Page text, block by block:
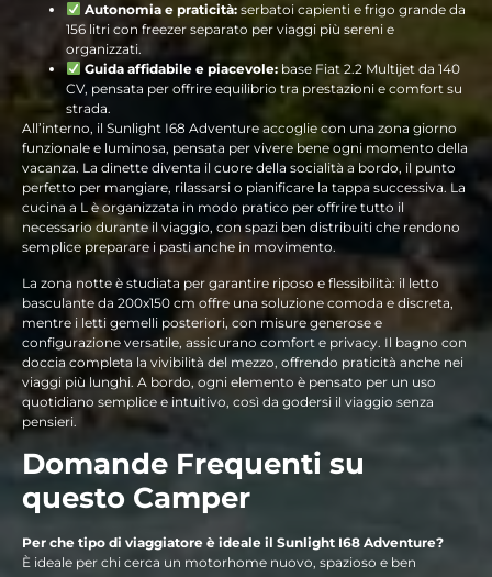
Autonomia e praticità:serbatoi capienti e frigo grande da
156 litri con freezer separato per viaggi più sereni e
organizzati.
Guida affidabile e piacevole:base Fiat 2.2 Multijet da 140
CV, pensata per offrire equilibrio tra prestazioni e comfort su
strada.
All’interno, il Sunlight I68 Adventure accoglie con una zona giorno
funzionale e luminosa, pensata per vivere bene ogni momento della
vacanza. La dinette diventa il cuore della socialità a bordo, il punto
perfetto per mangiare, rilassarsi o pianificare la tappa successiva. La
cucina a L è organizzata in modo pratico per offrire tutto il
necessario durante il viaggio, con spazi ben distribuiti che rendono
semplice preparare i pasti anche in movimento.
La zona notte è studiata per garantire riposo e flessibilità: il letto
basculante da 200x150 cm offre una soluzione comoda e discreta,
mentre i letti gemelli posteriori, con misure generose e
configurazione versatile, assicurano comfort e privacy. Il bagno con
doccia completa la vivibilità del mezzo, offrendo praticità anche nei
viaggi più lunghi. A bordo, ogni elemento è pensato per un uso
quotidiano semplice e intuitivo, così da godersi il viaggio senza
pensieri.
Domande Frequenti su
questo Camper
Per che tipo di viaggiatore è ideale il Sunlight I68 Adventure?
È ideale per chi cerca un motorhome nuovo, spazioso e ben